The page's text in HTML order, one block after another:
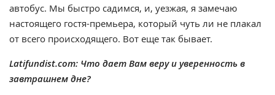
автобус. Мы быстро садимся, и, уезжая, я замечаю
настоящего гостя-премьера, который чуть ли не плакал
от всего происходящего. Вот еще так бывает.
Latifundist.com: Что дает Вам веру и уверенность в
завтрашнем дне?